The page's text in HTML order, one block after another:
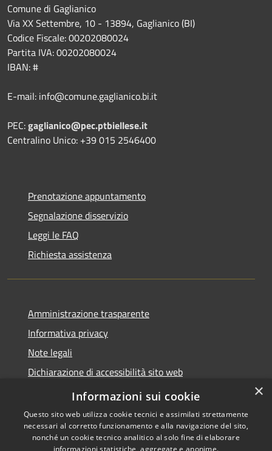
Comune di Gaglianico
Via XX Settembre, 10 - 13894, Gaglianico (BI)
Codice Fiscale: 00202080024
Partita IVA: 00202080024
IBAN: #
E-mail: info@comune.gaglianico.bi.it
PEC:gaglianico@pec.ptbiellese.it
Centralino Unico: +39 015 2546400
Prenotazione appuntamento
Segnalazione disservizio
Leggi le FAQ
Richiesta assistenza
Amministrazione trasparente
Informativa privacy
Note legali
Dichiarazione di accessibilità sito web
WhistleblowingPA
×
Informazioni sui cookie
Questo sito web utilizza cookie tecnici e assimilati strettamente
necessari al corretto funzionamento e alla navigazione del sito,
nonché un cookie tecnico analitico al solo fine di elaborare
informazioni statistiche, aggregate e anonime.